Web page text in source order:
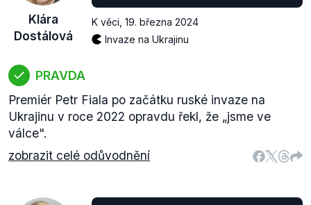
Klára
Dostálová
K věci 19. března 2024
Invaze na Ukrajinu
PRAVDA
Premiér Petr Fiala po začátku ruské invaze na
Ukrajinu v roce 2022 opravdu řekl, že „jsme ve
válce".
zobrazit celé odůvodnění